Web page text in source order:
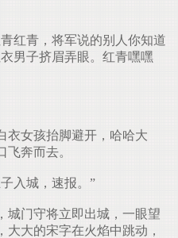
红青，将军说的别人你知道
男子挤眉弄眼。红青嘿嘿
女孩抬脚避开，哈哈大
奔而去。
入城，速报。”
门守将立即出城，一眼望
大的宋字在火焰中跳动，